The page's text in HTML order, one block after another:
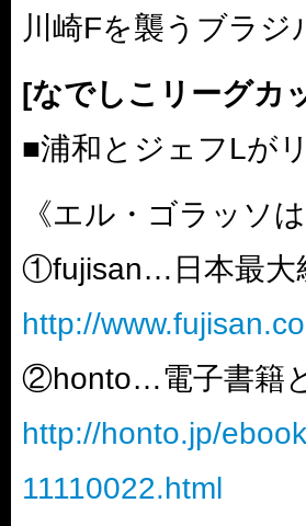
川崎Fを襲うブラジ
[なでしこリーグカ
■浦和とジェフLが
《エル・ゴラッソ
①fujisan…日本最大
http://
②honto…電子書籍
http://honto.jp/
11110022.html